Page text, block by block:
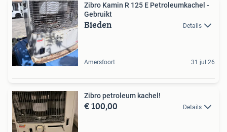
Zibro Kamin R 125 E Petroleumkachel -
Gebruikt
Bieden Details
Amersfoort 31 jul 26
Zibro petroleum kachel!
€ 100,00 Details